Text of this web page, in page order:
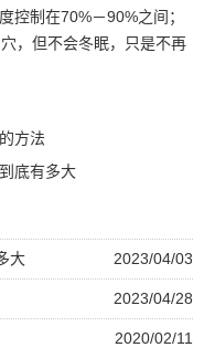
控制在70%－90%之间；
，但不会冬眠，只是不再
方法
底有多大
2023/04/03
大
2023/04/28
2020/02/11